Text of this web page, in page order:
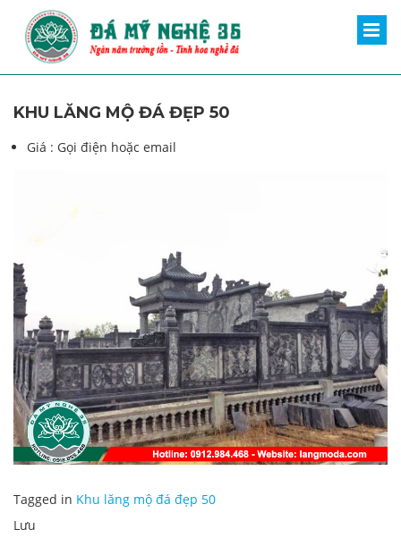
KHU LĂNG MỘ ĐÁ ĐẸP 50
Giá : Gọi điện hoặc email
Tagged in Khu lăng mộ đá đẹp 50
Lưu